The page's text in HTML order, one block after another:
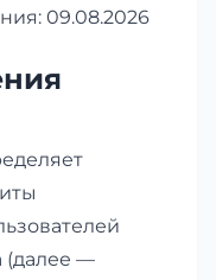
09.08.2026
(далее —